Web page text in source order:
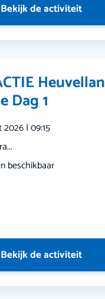
Bekijk de activiteit
Dag 1
| 09:15
beschikbaar
Bekijk de activiteit